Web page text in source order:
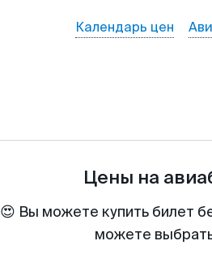
Календарь цен
Цены на
😍 Вы можете купить билет
можете